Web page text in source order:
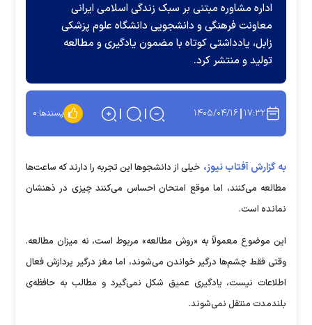
اداره مشاوره مبتنی بر سبک زندگی اسلامی ایرانی
معاونت فرهنگی و دانشجویی دانشگاه علوم پزشکی
زابل، یادداشتی کوتاه با مضمون یادگیری و مطالعه
تولید و منتشر کرد.
۱۷:۳۲ ۱۴۰۵/۰۴/۱۶ پسندها:۰
به گزارش آفتاب نیوز، خیلی از دانشجو‌ها این تجربه را دارند که ساعت‌ها
مطالعه می‌کنند، اما موقع امتحان احساس می‌کنند چیزی در ذهنشان
نمانده است.
این موضوع معمولاً به «روش مطالعه» مربوط است، نه میزان مطالعه.
وقتی فقط چشم‌ها درگیر خواندن می‌شوند، اما مغز درگیر پردازش فعال
اطلاعات نیست، یادگیری عمیق شکل نمی‌گیرد و مطالب به حافظه‌ی
بلندمدت منتقل نمی‌شوند.